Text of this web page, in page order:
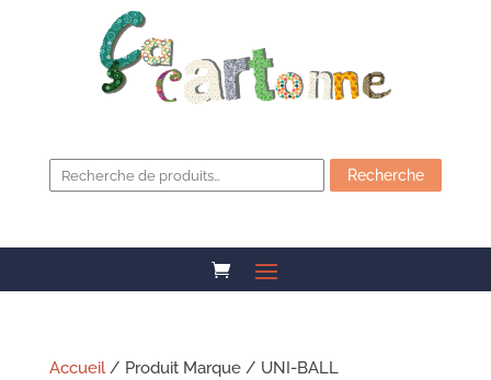
pour :
Recherche
Accueil/ Produit Marque / UNI-BALL